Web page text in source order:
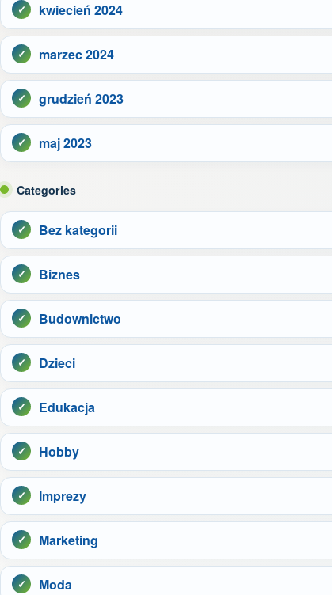
kwiecień 2024
marzec 2024
grudzień 2023
maj 2023
Categories
Bez kategorii
Biznes
Budownictwo
Dzieci
Edukacja
Hobby
Imprezy
Marketing
Moda